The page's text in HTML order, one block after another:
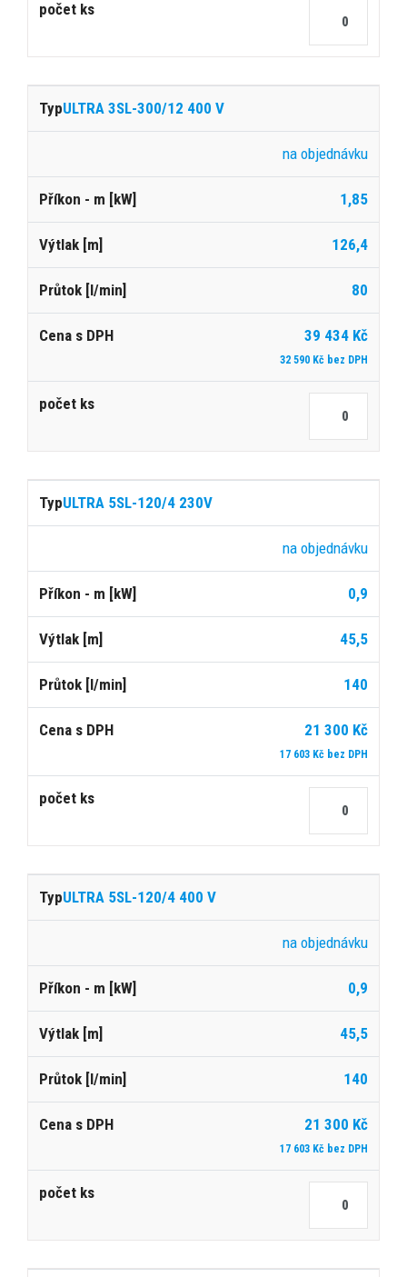
ULTRA 3SL-300/12 400 V
na objednávku
1,85
126,4
80
39 434 Kč
32 590 Kč bez DPH
ULTRA 5SL-120/4 230V
na objednávku
0,9
45,5
140
21 300 Kč
17 603 Kč bez DPH
ULTRA 5SL-120/4 400 V
na objednávku
0,9
45,5
140
21 300 Kč
17 603 Kč bez DPH